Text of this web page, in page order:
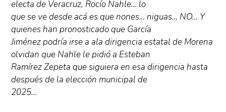
electa de Veracruz, Rocío Nahle… lo
que se ve desde acá es que nones… niguas… NO… Y
quienes han pronosticado que García
Jiménez podría irse a ala dirigencia estatal de Morena
olvidan que Nahle le pidió a Esteban
Ramírez Zepeta que siguiera en esa dirigencia hasta
después de la elección municipal de
2025…